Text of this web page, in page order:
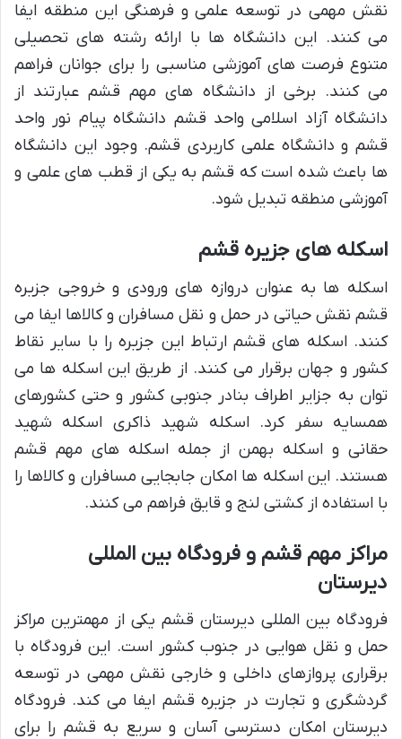
نقش مهمی در توسعه علمی و فرهنگی این منطقه ایفا
می کنند. این دانشگاه ها با ارائه رشته های تحصیلی
متنوع فرصت های آموزشی مناسبی را برای جوانان فراهم
می کنند. برخی از دانشگاه های مهم قشم عبارتند از
دانشگاه آزاد اسلامی واحد قشم دانشگاه پیام نور واحد
قشم و دانشگاه علمی کاربردی قشم. وجود این دانشگاه
ها باعث شده است که قشم به یکی از قطب های علمی و
آموزشی منطقه تبدیل شود.
اسکله های جزیره قشم
اسکله ها به عنوان دروازه های ورودی و خروجی جزیره
قشم نقش حیاتی در حمل و نقل مسافران و کالاها ایفا می
کنند. اسکله های قشم ارتباط این جزیره را با سایر نقاط
کشور و جهان برقرار می کنند. از طریق این اسکله ها می
توان به جزایر اطراف بنادر جنوبی کشور و حتی کشورهای
همسایه سفر کرد. اسکله شهید ذاکری اسکله شهید
حقانی و اسکله بهمن از جمله اسکله های مهم قشم
هستند. این اسکله ها امکان جابجایی مسافران و کالاها را
با استفاده از کشتی لنج و قایق فراهم می کنند.
مراکز مهم قشم و فرودگاه بین المللی
دیرستان
فرودگاه بین المللی دیرستان قشم یکی از مهمترین مراکز
حمل و نقل هوایی در جنوب کشور است. این فرودگاه با
برقراری پروازهای داخلی و خارجی نقش مهمی در توسعه
گردشگری و تجارت در جزیره قشم ایفا می کند. فرودگاه
دیرستان امکان دسترسی آسان و سریع به قشم را برای